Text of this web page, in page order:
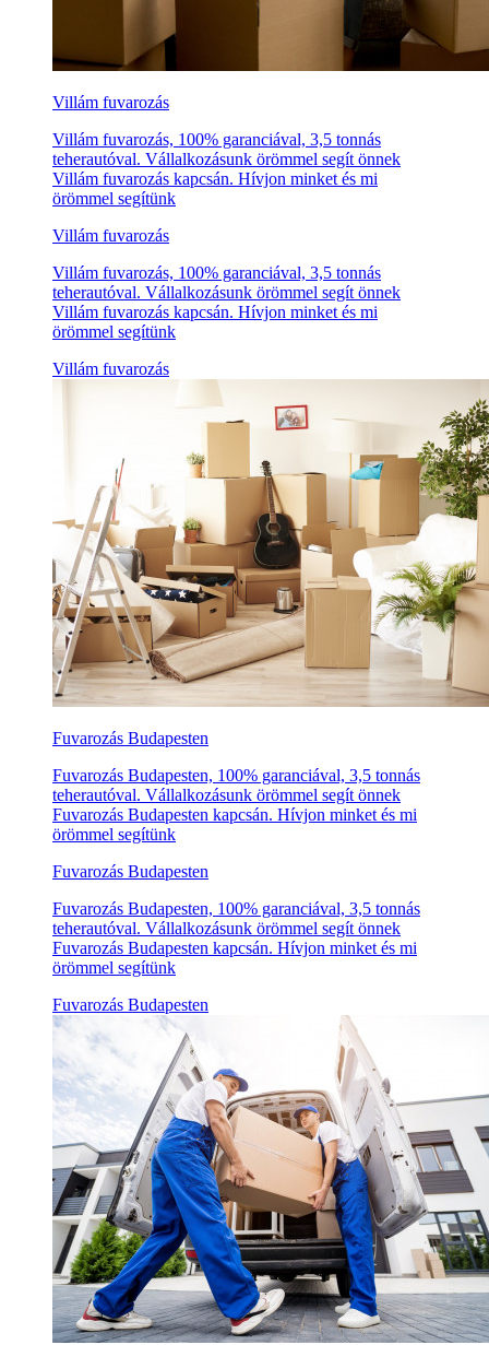
Villám fuvarozás
Villám fuvarozás, 100% garanciával, 3,5 tonnás
teherautóval. Vállalkozásunk örömmel segít önnek
Villám fuvarozás kapcsán. Hívjon minket és mi
örömmel segítünk
Villám fuvarozás
Villám fuvarozás, 100% garanciával, 3,5 tonnás
teherautóval. Vállalkozásunk örömmel segít önnek
Villám fuvarozás kapcsán. Hívjon minket és mi
örömmel segítünk
Villám fuvarozás
Fuvarozás Budapesten
Fuvarozás Budapesten, 100% garanciával, 3,5 tonnás
teherautóval. Vállalkozásunk örömmel segít önnek
Fuvarozás Budapesten kapcsán. Hívjon minket és mi
örömmel segítünk
Fuvarozás Budapesten
Fuvarozás Budapesten, 100% garanciával, 3,5 tonnás
teherautóval. Vállalkozásunk örömmel segít önnek
Fuvarozás Budapesten kapcsán. Hívjon minket és mi
örömmel segítünk
Fuvarozás Budapesten